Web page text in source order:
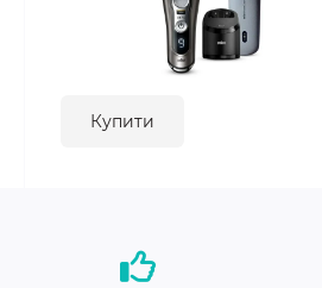
Купити